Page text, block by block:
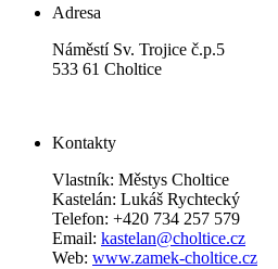
Adresa
Náměstí Sv. Trojice č.p.5
533 61 Choltice
Kontakty
Vlastník: Městys Choltice
Kastelán: Lukáš Rychtecký
Telefon: +420 734 257 579
Email: kastelan@choltice.cz
Web: www.zamek-choltice.cz